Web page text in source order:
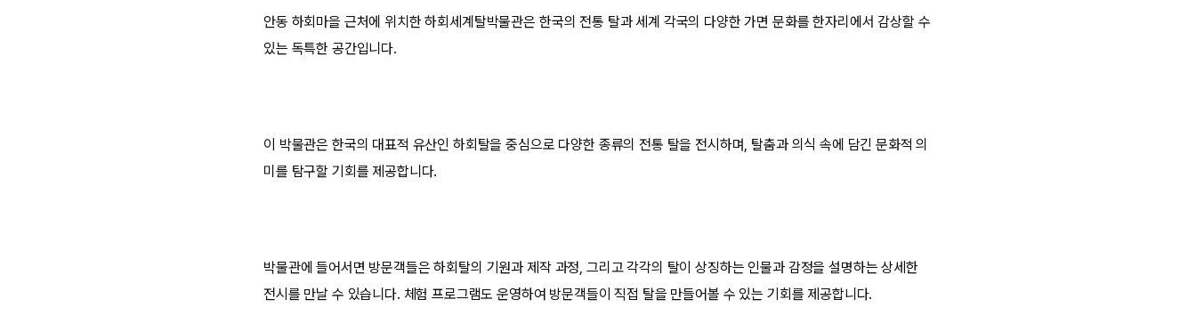
안동 하회마을 근처에 위치한 하회세계탈박물관은 한국의 전통 탈과 세계 각국의 다양한 가면 문화를 한자리에서 감상할 수
있는 독특한 공간입니다.
이 박물관은 한국의 대표적 유산인 하회탈을 중심으로 다양한 종류의 전통 탈을 전시하며, 탈춤과 의식 속에 담긴 문화적 의
미를 탐구할 기회를 제공합니다.
박물관에 들어서면 방문객들은 하회탈의 기원과 제작 과정, 그리고 각각의 탈이 상징하는 인물과 감정을 설명하는 상세한
전시를 만날 수 있습니다. 체험 프로그램도 운영하여 방문객들이 직접 탈을 만들어볼 수 있는 기회를 제공합니다.